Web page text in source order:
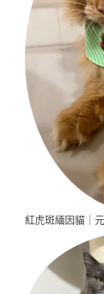
紅虎斑緬因貓｜